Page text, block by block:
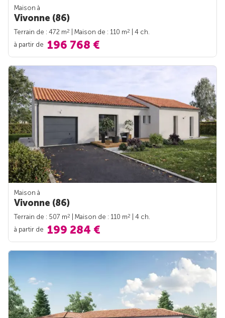
Maison à
Vivonne (86)
Terrain de : 472 m2 | Maison de : 110 m2
| 4 ch.
à partir de 196 768 €
Maison à
Vivonne (86)
Terrain de : 507 m2 | Maison de : 110 m2
| 4 ch.
à partir de 199 284 €